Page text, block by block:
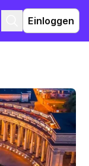
Einloggen